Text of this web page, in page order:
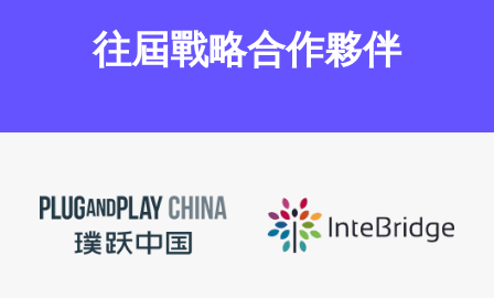
往屆戰略合作夥伴